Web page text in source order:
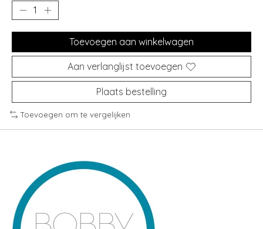
Toevoegen aan winkelwagen
Aan verlanglijst toevoegen
Plaats bestelling
Toevoegen om te vergelijken